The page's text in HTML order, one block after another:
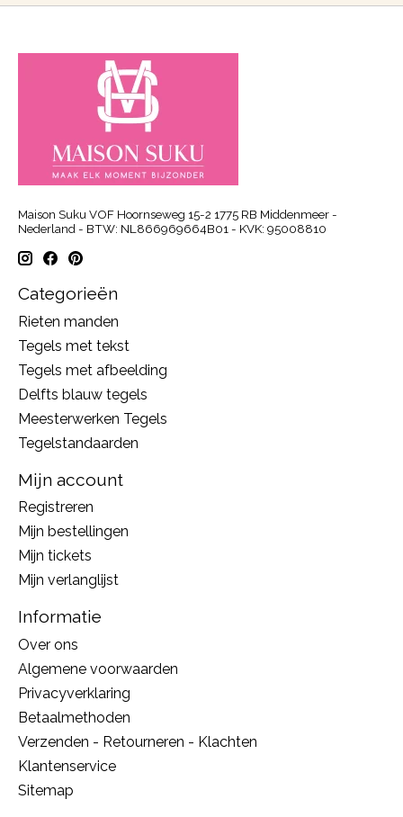
Maison Suku VOF Hoornseweg 15-2 1775 RB Middenmeer -
Nederland - BTW: NL866969664B01 - KVK: 95008810
Categorieën
Rieten manden
Tegels met tekst
Tegels met afbeelding
Delfts blauw tegels
Meesterwerken Tegels
Tegelstandaarden
Mijn account
Registreren
Mijn bestellingen
Mijn tickets
Mijn verlanglijst
Informatie
Over ons
Algemene voorwaarden
Privacyverklaring
Betaalmethoden
Verzenden - Retourneren - Klachten
Klantenservice
Sitemap